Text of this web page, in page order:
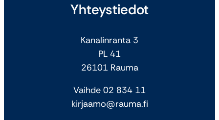
Yhteystiedot
Kanalinranta 3
PL 41
26101 Rauma
Vaihde 02 834 11
kirjaamo@rauma.fi